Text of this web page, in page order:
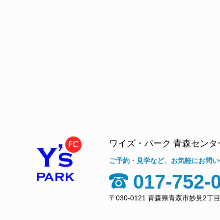
ワイズ・パーク 青森センタ
ご予約・見学など、お気軽にお問
017-752-
〒030-0121 青森県青森市妙見2丁